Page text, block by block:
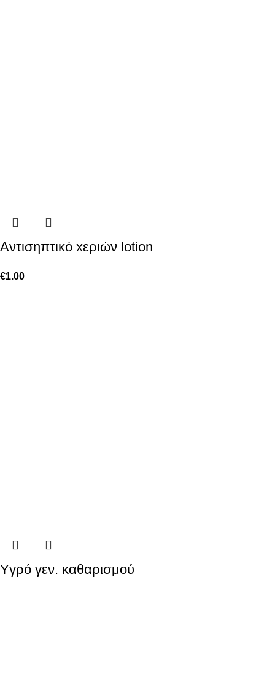
Aντισηπτικό xεριών lotion
€1.00
Yγρό γεν. καθαρισμού